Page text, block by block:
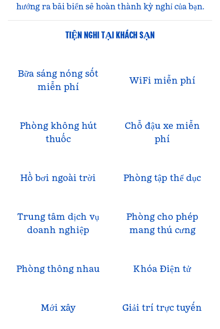
hướng ra bãi biển sẽ hoàn thành kỳ nghỉ của bạn.
TIỆN NGHI TẠI KHÁCH SẠN
Bữa sáng nóng sốt
miễn phí
WiFi miễn phí
Phòng không hút
thuốc
Chỗ đậu xe miễn
phí
Hồ bơi ngoài trời Phòng tập thể dục
Trung tâm dịch vụ
doanh nghiệp
Phòng cho phép
mang thú cưng
Phòng thông nhau Khóa Điện tử
Mới xây Giải trí trực tuyến